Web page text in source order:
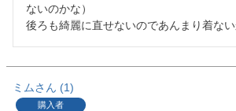
ないのかな）
後ろも綺麗に直せないのであんまり着ない
ミム 1
購入者